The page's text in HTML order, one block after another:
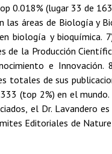
0.018% (lugar 33 de
las áreas de Biología y
biología y bioquímica.
de la Producción
e Innovación.
totales de sus
(top 2%) en el
el Dr. Lavandero
Editoriales de